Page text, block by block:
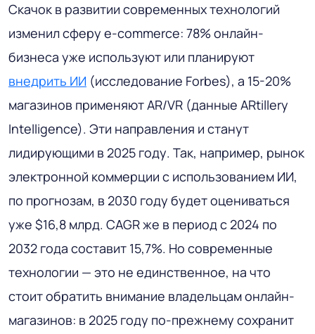
Скачок в развитии современных технологий
изменил сферу e-commerce: 78% онлайн-
бизнеса уже используют или планируют
внедрить ИИ (исследование Forbes), а 15-20%
магазинов применяют AR/VR (данные ARtillery
Intelligence). Эти направления и станут
лидирующими в 2025 году. Так, например, рынок
электронной коммерции с использованием ИИ,
по прогнозам, в 2030 году будет оцениваться
уже $16,8 млрд. CAGR же в период с 2024 по
2032 года составит 15,7%. Но современные
технологии — это не единственное, на что
стоит обратить внимание владельцам онлайн-
магазинов: в 2025 году по-прежнему сохранит